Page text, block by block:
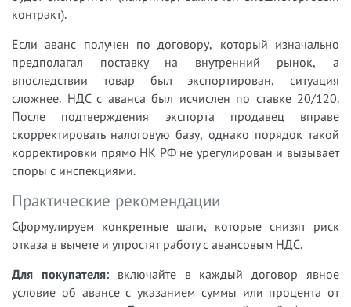
контракт).
Если аванс получен по договору, который изначально
предполагал поставку на внутренний рынок, а
впоследствии товар был экспортирован, ситуация
сложнее. НДС с аванса был исчислен по ставке 20/120.
После подтверждения экспорта продавец вправе
скорректировать налоговую базу, однако порядок такой
корректировки прямо НК РФ не урегулирован и вызывает
споры с инспекциями.
Практические рекомендации
Сформулируем конкретные шаги, которые снизят риск
отказа в вычете и упростят работу с авансовым НДС.
Для покупателя:включайте в каждый договор явное
условие об авансе с указанием суммы или процента от